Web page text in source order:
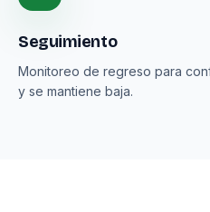
Seguimiento
Monitoreo de regreso para
y se mantiene baja.